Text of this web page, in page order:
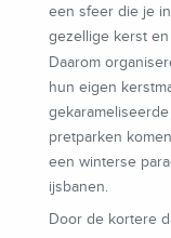
een sfeer die je
gezellige kerst
Daarom
hun eigen
pretparken
een winterse
ijsbanen.
Door de kortere